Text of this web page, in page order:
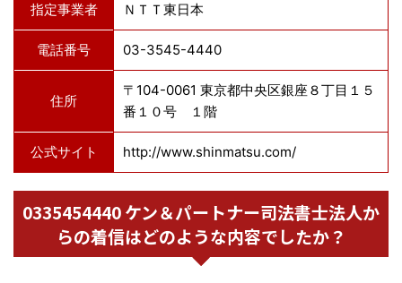
指定事業者 ＮＴＴ東日本
電話番号 03-3545-4440
住所
〒104-0061 東京都中央区銀座８丁目１５
番１０号 １階
公式サイト http://www.shinmatsu.com/
0335454440 ケン＆パートナー司法書士法人か
らの着信はどのような内容でしたか？